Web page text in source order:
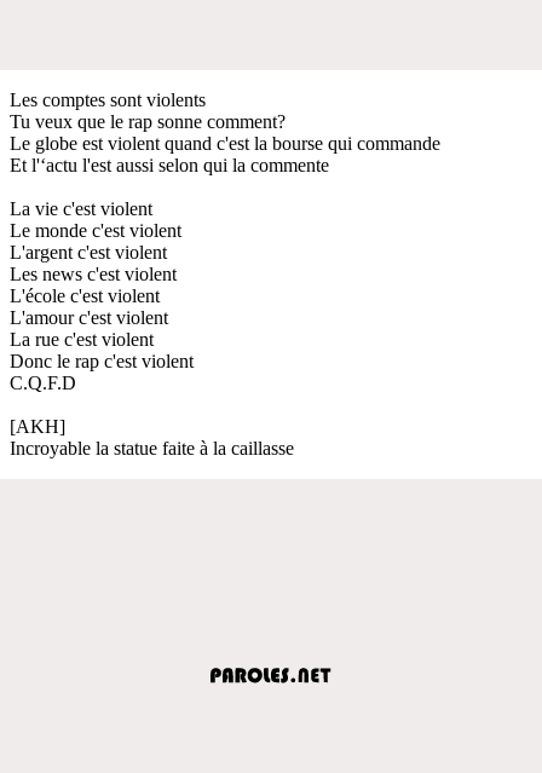
Les comptes sont violents
Tu veux que le rap sonne comment?
Le globe est violent quand c'est la bourse qui commande
Et l'‘actu l'est aussi selon qui la commente
La vie c'est violent
Le monde c'est violent
L'argent c'est violent
Les news c'est violent
L'école c'est violent
L'amour c'est violent
La rue c'est violent
Donc le rap c'est violent
C.Q.F.D
[AKH]
Incroyable la statue faite à la caillasse